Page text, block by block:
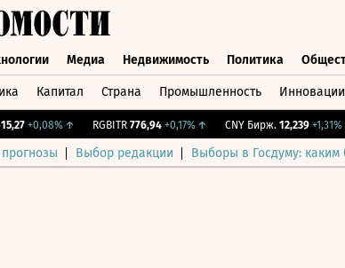
Медиа Недвижимость Политика
Капитал Страна Промышленность
+0,08%↑ RGBITR 776,94 +0,17%↑ CNY Бирж. 12,239 +1,31%↑
Выбор редакции Выборы в Госдуму: каким